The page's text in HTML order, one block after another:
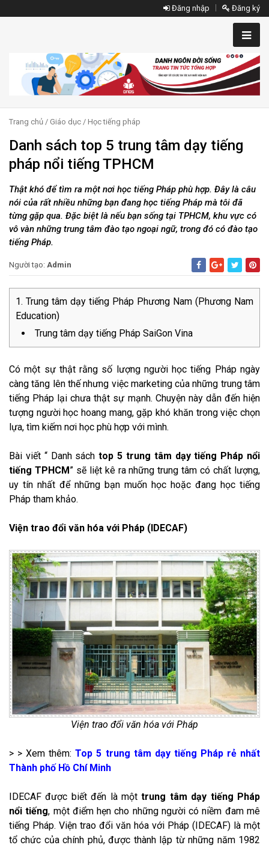
Đăng nhập Đăng ký
Trang chủ / Giáo dục / Học tiếng pháp
Danh sách top 5 trung tâm dạy tiếng
pháp nổi tiếng TPHCM
Thật khó để tìm ra một nơi học tiếng Pháp phù hợp. Đây là câu
nói của rất nhiều những bạn đang học tiếng Pháp mà tôi đã
từng gặp qua. Đặc biệt là nếu bạn sống tại TPHCM, khu vực có
vô vàn những trung tâm đào tạo ngoại ngữ, trong đó có đào tạo
tiếng Pháp.
Người tạo: Admin
Trung tâm dạy tiếng Pháp Phương Nam (Phương Nam
Education)
Trung tâm dạy tiếng Pháp SaiGon Vina
Có một sự thật rằng số lượng người học tiếng Pháp ngày
càng tăng lên thế nhưng việc marketing của những trung tâm
tiếng Pháp lại chưa thật sự mạnh. Chuyện này dẫn đến hiện
tượng người học hoang mang, gặp khó khăn trong việc chọn
lựa, tìm kiếm nơi học phù hợp với mình.
Bài viết “ Danh sáchtop 5 trung tâm dạy tiếng Pháp nổi
tiếng TPHCM ” sẽ liệt kê ra những trung tâm có chất lượng,
uy tín nhất để những bạn muốn học hoặc đang học tiếng
Pháp tham khảo.
Viện trao đổi văn hóa với Pháp (IDECAF)
Viện trao đổi văn hóa với Pháp
> > Xem thêm:Top 5 trung tâm dạy tiếng Pháp rẻ nhất
Thành phố Hồ Chí Minh
IDECAF được biết đến là mộttrung tâm dạy tiếng Pháp
nổi tiếng, một điểm hẹn cho những người có niềm đam mê
tiếng Pháp. Viện trao đổi văn hóa với Pháp (IDECAF) là một
tổ chức của chính phủ, được thành lập từ những năm 1982